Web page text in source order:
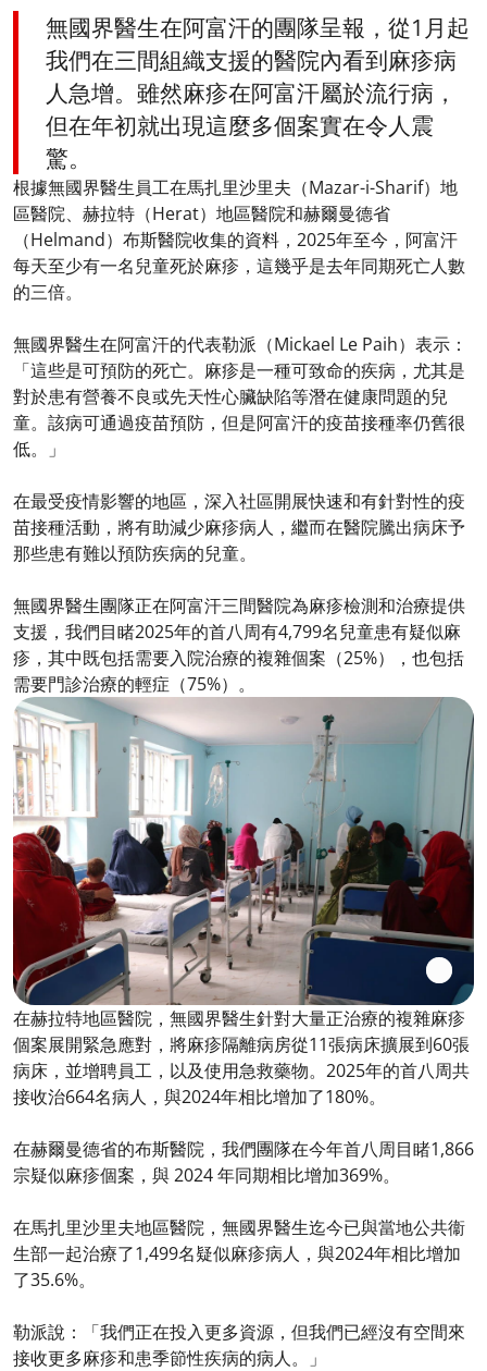
無國界醫生在阿富汗的團隊呈報，從1月起
我們在三間組織支援的醫院內看到麻疹病
人急增。雖然麻疹在阿富汗屬於流行病，
但在年初就出現這麼多個案實在令人震
驚。
根據無國界醫生員工在馬扎里沙里夫（Mazar-i-Sharif）地
區醫院、赫拉特（Herat）地區醫院和赫爾曼德省
（Helmand）布斯醫院收集的資料，2025年至今，阿富汗
每天至少有一名兒童死於麻疹，這幾乎是去年同期死亡人數
的三倍。
無國界醫生在阿富汗的代表勒派（Mickael Le Paih）表示：
「這些是可預防的死亡。麻疹是一種可致命的疾病，尤其是
對於患有營養不良或先天性心臟缺陷等潛在健康問題的兒
童。該病可通過疫苗預防，但是阿富汗的疫苗接種率仍舊很
低。」
在最受疫情影響的地區，深入社區開展快速和有針對性的疫
苗接種活動，將有助減少麻疹病人，繼而在醫院騰出病床予
那些患有難以預防疾病的兒童。
無國界醫生團隊正在阿富汗三間醫院為麻疹檢測和治療提供
支援，我們目睹2025年的首八周有4,799名兒童患有疑似麻
疹，其中既包括需要入院治療的複雜個案（25%），也包括
需要門診治療的輕症（75%）。
在赫拉特地區醫院，無國界醫生針對大量正治療的複雜麻疹
個案展開緊急應對，將麻疹隔離病房從11張病床擴展到60張
病床，並增聘員工，以及使用急救藥物。2025年的首八周共
接收治664名病人，與2024年相比增加了180%。
在赫爾曼德省的布斯醫院，我們團隊在今年首八周目睹1,866
宗疑似麻疹個案，與 2024 年同期相比增加369%。
在馬扎里沙里夫地區醫院，無國界醫生迄今已與當地公共衞
生部一起治療了1,499名疑似麻疹病人，與2024年相比增加
了35.6%。
勒派說：「我們正在投入更多資源，但我們已經沒有空間來
接收更多麻疹和患季節性疾病的病人。」